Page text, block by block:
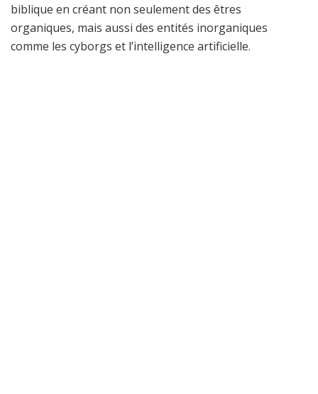
biblique en créant non seulement des êtres
organiques, mais aussi des entités inorganiques
comme les cyborgs et l’intelligence artificielle.